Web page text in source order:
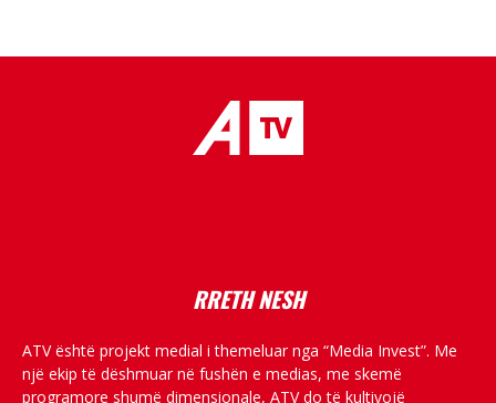
RRETH NESH
ATV është projekt medial i themeluar nga “Media Invest”. Me
një ekip të dëshmuar në fushën e medias, me skemë
programore shumë dimensionale, ATV do të kultivojë